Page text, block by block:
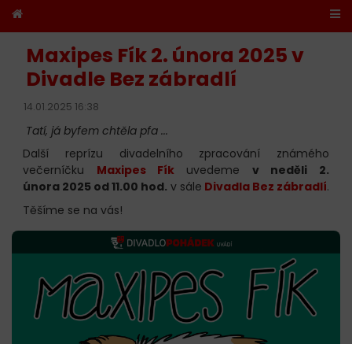
Maxipes Fík 2. února 2025 v
Divadle Bez zábradlí
14.01.2025 16:38
Tatí, já byfem chtěla pfa ...
Další reprízu divadelního zpracování známého
večerníčku Maxipes Fík uvedeme v neděli 2.
února 2025 od 11.00 hod. v sále Divadla Bez zábradlí.
Těšíme se na vás!